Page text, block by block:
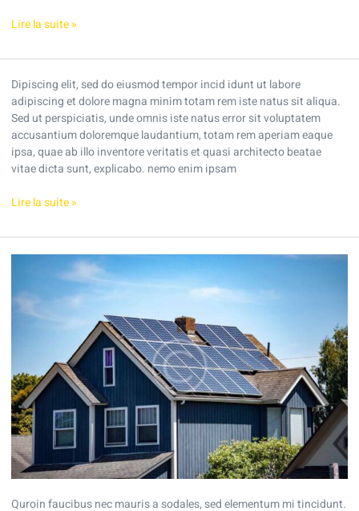
in
Lire la suite »
Dipiscing elit, sed do eiusmod tempor incid idunt ut labore
adipiscing et dolore magna minim totam rem iste natus sit aliqua.
Sed ut perspiciatis, unde omnis iste natus error sit voluptatem
accusantium doloremque laudantium, totam rem aperiam eaque
ipsa, quae ab illo inventore veritatis et quasi architecto beatae
vitae dicta sunt, explicabo. nemo enim ipsam
Quote
Post
Lire la suite »
Quroin faucibus nec mauris a sodales, sed elementum mi tincidunt.
need
solar?